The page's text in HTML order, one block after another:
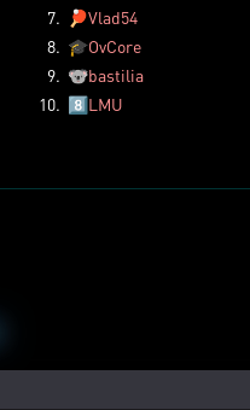
7.
🏓Vlad54
8. 🎓OvCore
9. 🐨bastilia
10. 8️⃣LMU